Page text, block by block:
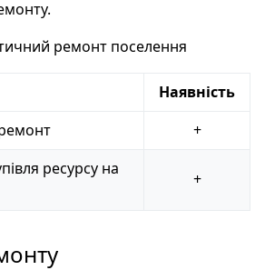
ремонт поселення
Наявність
+
ресурсу на
+